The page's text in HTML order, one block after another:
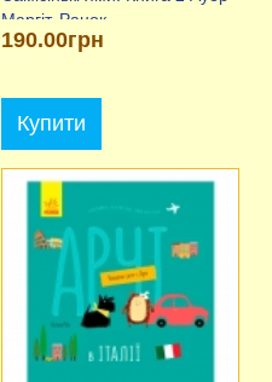
Маргіт, Ранок
190.00грн
Купити